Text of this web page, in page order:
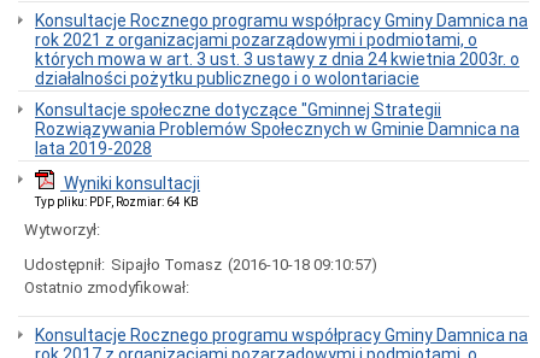
Konsultacje
Społeczne
Punkty
nieodpłatnej
pomocy
prawnej
Raport
o
stanie
Gminy
Damnica
Strategia
rozwoju
gminy
Ochrona
Danych
Konsultacje Rocznego programu współpracy Gminy Damnica na
rok 2021 z organizacjami pozarządowymi i podmiotami, o
których mowa w art. 3 ust. 3 ustawy z dnia 24 kwietnia 2003r. o
działalności pożytku publicznego i o wolontariacie
Konsultacje społeczne dotyczące "Gminnej Strategii
Rozwiązywania Problemów Społecznych w Gminie Damnica na
lata 2019-2028
Wyniki konsultacji
Typ pliku: PDF, Rozmiar: 64 KB
Wytworzył:
Udostępnił: Sipajło Tomasz (2016-10-18 09:10:57)
Ostatnio zmodyfikował:
Konsultacje Rocznego programu współpracy Gminy Damnica na